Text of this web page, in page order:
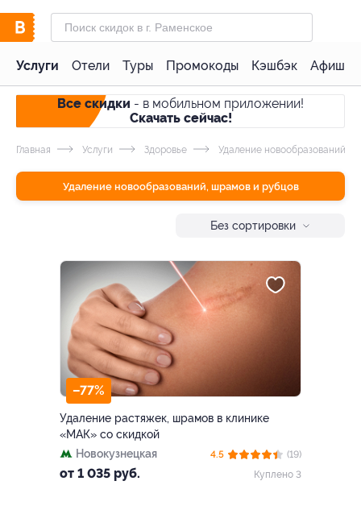
Услуги Отели Туры Промокоды Кэшбэк Афиша
Все скидки - в мобильном приложении!
Скачать сейчас!
Главная Услуги Здоровье Удаление новообразований,
Удаление новообразований, шрамов и рубцов
Без сортировки
–77%
Удаление растяжек, шрамов в клинике
«МАК» со скидкой
Новокузнецкая
от 1 035 руб.
4.5
(19)
Куплено 3